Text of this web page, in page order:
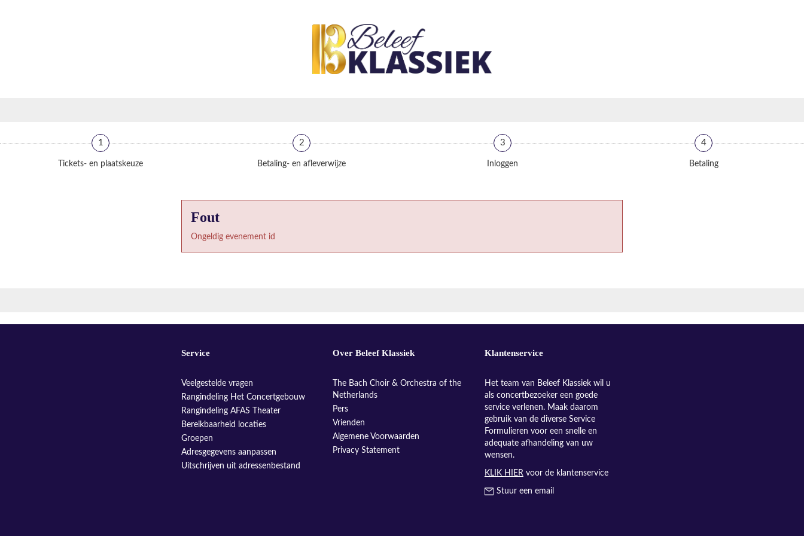
1
Tickets- en plaatskeuze
2
Betaling- en afleverwijze
3
Inloggen
4
Betaling
Fout
Ongeldig evenement id
Service
Veelgestelde vragen
Rangindeling Het Concertgebouw
Rangindeling AFAS Theater
Bereikbaarheid locaties
Groepen
Adresgegevens aanpassen
Uitschrijven uit adressenbestand
Over Beleef Klassiek
The Bach Choir & Orchestra of the
Netherlands
Pers
Vrienden
Algemene Voorwaarden
Privacy Statement
Klantenservice
Het team van Beleef Klassiek wil u
als concertbezoeker een goede
service verlenen. Maak daarom
gebruik van de diverse Service
Formulieren voor een snelle en
adequate afhandeling van uw
wensen.
KLIK HIERvoor de klantenservice
Stuur een email